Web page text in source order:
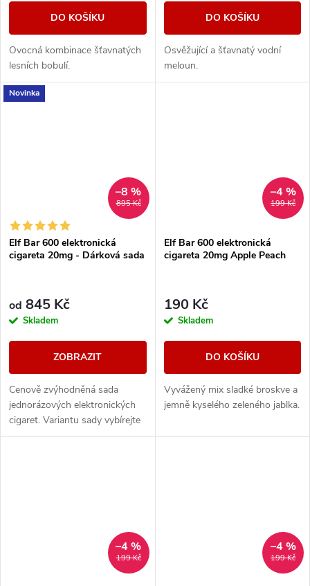
DO KOŠÍKU
Ovocná kombinace šťavnatých
lesních bobulí.
DO KOŠÍKU
Osvěžující a šťavnatý vodní
meloun.
Novinka
895 Kč
–8 %
Elf Bar 600 elektronická
cigareta 20mg - Dárková sada
od 845 Kč
Skladem
ZOBRAZIT
Cenově zvýhodněná sada
jednorázových elektronických
cigaret. Variantu sady vybírejte
v detailu produktu.
199 Kč
–4 %
Elf Bar 600 elektronická
cigareta 20mg Apple Peach
190 Kč
Skladem
DO KOŠÍKU
Vyvážený mix sladké broskve a
jemně kyselého zeleného jablka.
199 Kč
–4 %
199 Kč
–4 %